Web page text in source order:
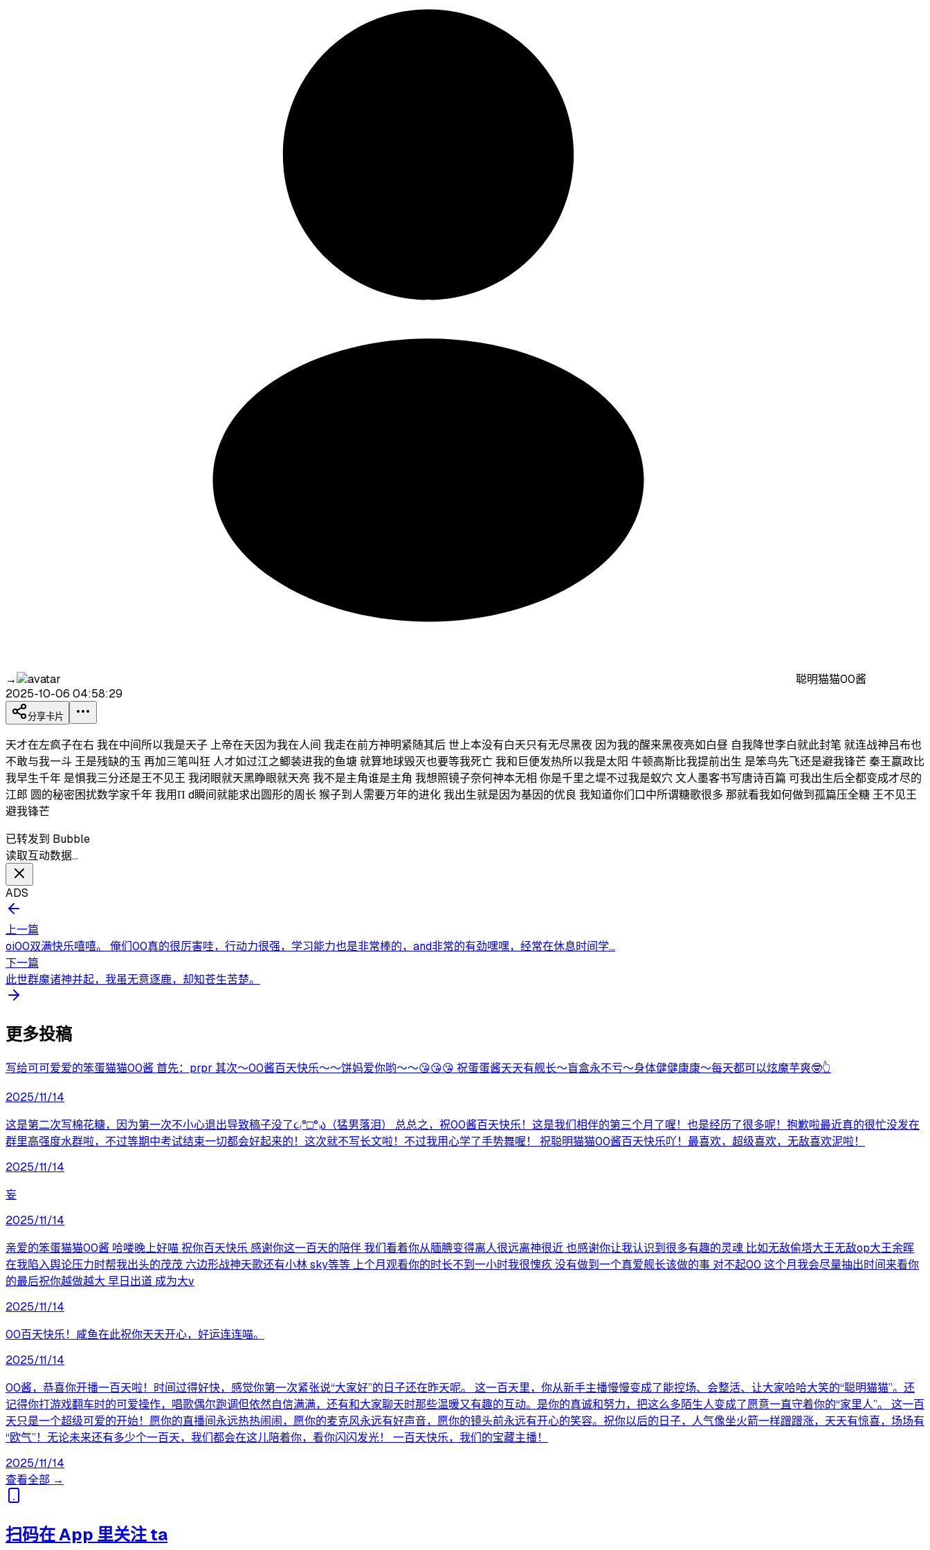
→
聪明猫猫00酱
2025-10-06 04:58:29
分享卡片
天才在左疯子在右 我在中间所以我是天子 上帝在天因为我在人间 我走在前方神明紧随其后 世上本没有白天只有无尽黑夜 因为我的醒来黑夜亮如白昼 自我降世李白就此封笔 就连战神吕布也
不敢与我一斗 王是残缺的玉 再加三笔叫狂 人才如过江之鲫装进我的鱼塘 就算地球毁灭也要等我死亡 我和巨便发热所以我是太阳 牛顿高斯比我提前出生 是笨鸟先飞还是避我锋芒 秦王嬴政比
我早生千年 是惧我三分还是王不见王 我闭眼就天黑睁眼就天亮 我不是主角谁是主角 我想照镜子奈何神本无相 你是千里之堤不过我是蚁穴 文人墨客书写唐诗百篇 可我出生后全都变成才尽的
江郎 圆的秘密困扰数学家千年 我用Π d瞬间就能求出圆形的周长 猴子到人需要万年的进化 我出生就是因为基因的优良 我知道你们口中所谓糖歌很多 那就看我如何做到孤篇压全糖 王不见王
避我锋芒
已转发到 Bubble
读取互动数据…
ADS
上一篇
oi00双满快乐嘻嘻。 俺们00真的很厉害哇，行动力很强，学习能力也是非常棒的，and非常的有劲嘿嘿，经常在休息时间学...
下一篇
此世群魔诸神并起，我虽无意逐鹿，却知苍生苦楚。
更多投稿
写给可可爱爱的笨蛋猫猫00酱 首先：prpr 其次～00酱百天快乐～～饼妈爱你哟～～😘😘😘 祝蛋蛋酱天天有舰长～盲盒永不亏～身体健健康康～每天都可以炫魔芋爽🤓👆
2025/11/14
这是第二次写棉花糖，因为第一次不小心退出导致稿子没了૮₍°□°₎ა（猛男落泪） 总总之，祝00酱百天快乐！这是我们相伴的第三个月了喔！也是经历了很多呢！抱歉啦最近真的很忙没发在
群里高强度水群啦，不过等期中考试结束一切都会好起来的！这次就不写长文啦！不过我用心学了手势舞喔！ 祝聪明猫猫00酱百天快乐吖！最喜欢，超级喜欢，无敌喜欢泥啦！
2025/11/14
妄
2025/11/14
亲爱的笨蛋猫猫00酱 哈喽晚上好喵 祝你百天快乐 感谢你这一百天的陪伴 我们看着你从腼腆变得离人很远离神很近 也感谢你让我认识到很多有趣的灵魂 比如无敌偷塔大王无敌op大王余晖
在我陷入舆论压力时帮我出头的茂茂 六边形战神天歌还有小林 sky等等 上个月观看你的时长不到一小时我很愧疚 没有做到一个真爱舰长该做的事 对不起00 这个月我会尽量抽出时间来看你
的最后祝你越做越大 早日出道 成为大v
2025/11/14
00百天快乐！咸鱼在此祝你天天开心，好运连连喵。
2025/11/14
00酱，恭喜你开播一百天啦！时间过得好快，感觉你第一次紧张说“大家好”的日子还在昨天呢。 这一百天里，你从新手主播慢慢变成了能控场、会整活、让大家哈哈大笑的“聪明猫猫”。还
记得你打游戏翻车时的可爱操作，唱歌偶尔跑调但依然自信满满，还有和大家聊天时那些温暖又有趣的互动。是你的真诚和努力，把这么多陌生人变成了愿意一直守着你的“家里人”。 这一百
天只是一个超级可爱的开始！愿你的直播间永远热热闹闹，愿你的麦克风永远有好声音，愿你的镜头前永远有开心的笑容。祝你以后的日子，人气像坐火箭一样蹭蹭涨，天天有惊喜，场场有
“欧气”！无论未来还有多少个一百天，我们都会在这儿陪着你，看你闪闪发光！ 一百天快乐，我们的宝藏主播！
2025/11/14
查看全部 →
扫码在 App 里关注 ta